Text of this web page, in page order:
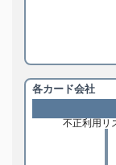
各カード会社
不正利用リ